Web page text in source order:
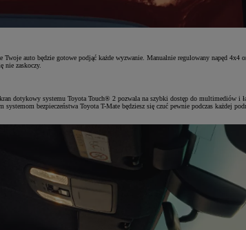
auto będzie gotowe podjąć każde wyzwanie. Manualnie regulowany napęd 4x4
nie zaskoczy.
dotykowy systemu Toyota Touch® 2 pozwala na szybki dostęp do multimediów i
bezpieczeństwa Toyota T-Mate będziesz się czuć pewnie podczas każdej